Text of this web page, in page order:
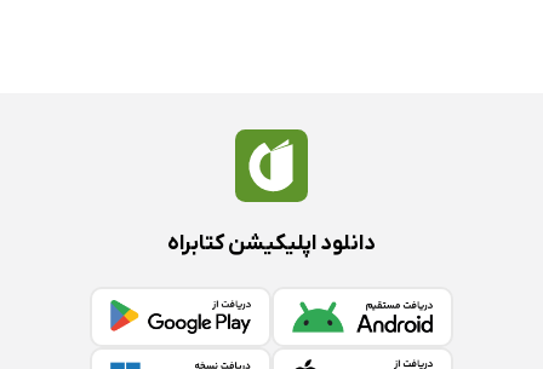
دانلود اپلیکیشن کتابراه